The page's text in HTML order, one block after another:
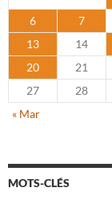
6
7
13
14
20
21
27
28
« Mar
MOTS-CLÉS